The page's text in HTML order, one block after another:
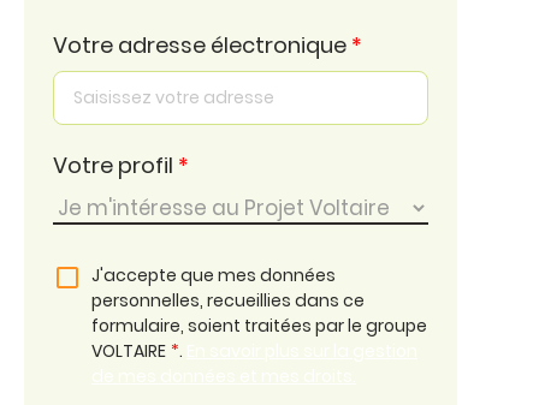
Votre adresse électronique *
Votre profil *
J'accepte que mes données
personnelles, recueillies dans ce
formulaire, soient traitées par le groupe
VOLTAIRE *.